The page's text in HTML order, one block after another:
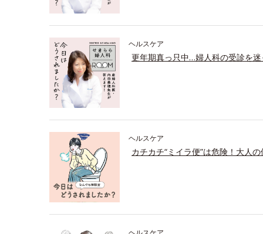
ヘルスケア
更年期真っ只中…婦人科の受診を
ヘルスケア
カチカチ“ミイラ便”は危険！大人